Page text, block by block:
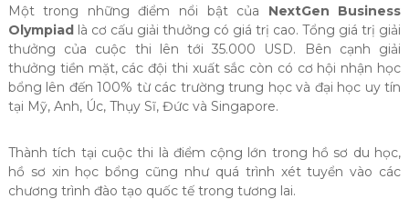
Một trong những điểm nổi bật của NextGen Business
Olympiad
là cơ cấu giải thưởng có giá trị cao. Tổng giá trị giải
thưởng của cuộc thi lên tới 35.000 USD. Bên cạnh giải
thưởng tiền mặt, các đội thi xuất sắc còn có cơ hội nhận học
bổng lên đến 100% từ các trường trung học và đại học uy tín
tại Mỹ, Anh, Úc, Thụy Sĩ, Đức và Singapore.
Thành tích tại cuộc thi là điểm cộng lớn trong hồ sơ du học,
hồ sơ xin học bổng cũng như quá trình xét tuyển vào các
chương trình đào tạo quốc tế trong tương lai.